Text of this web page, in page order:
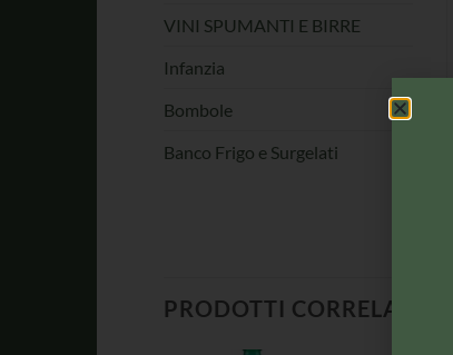
VINI SPUMANTI E BIRRE
Infanzia
Bombole
Banco Frigo e Surgelati
PRODOTTI CORRELATI